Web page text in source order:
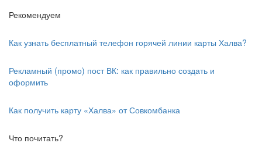
Рекомендуем
Как узнать бесплатный телефон горячей линии карты Халва?
Рекламный (промо) пост ВК: как правильно создать и
оформить
Как получить карту «Халва» от Совкомбанка
Что почитать?